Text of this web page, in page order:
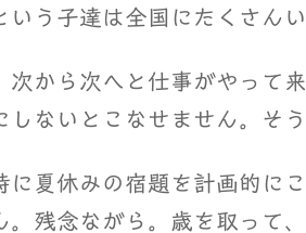
いう子達は全国にたくさんい
から次へと仕事がやって
しないとこなせません。そ
夏休みの宿題を計画的に
。残念ながら。歳を取って